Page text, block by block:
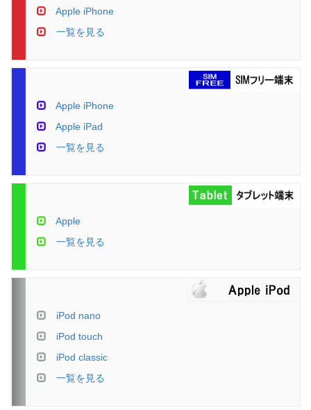
Apple iPhone
一覧を見る
Apple iPhone
Apple iPad
一覧を見る
Apple
一覧を見る
iPod nano
iPod touch
iPod classic
一覧を見る